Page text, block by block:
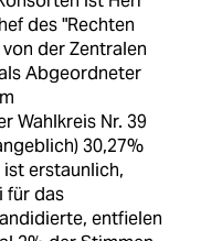
des "Rechten
der Zentralen
Abgeordneter
Wahlkreis Nr. 39
30,27%
erstaunlich,
für das
entfielen